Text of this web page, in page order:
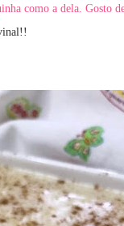
como a dela. Gosto